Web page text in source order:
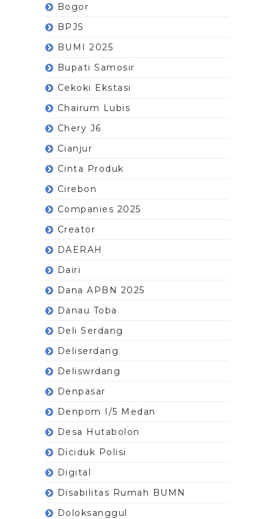
Bogor
BPJS
BUMI 2025
Bupati Samosir
Cekoki Ekstasi
Chairum Lubis
Chery J6
Cianjur
Cinta Produk
Cirebon
Companies 2025
Creator
DAERAH
Dairi
Dana APBN 2025
Danau Toba
Deli Serdang
Deliserdang
Deliswrdang
Denpasar
Denpom I/5 Medan
Desa Hutabolon
Diciduk Polisi
Digital
Disabilitas Rumah BUMN
Doloksanggul